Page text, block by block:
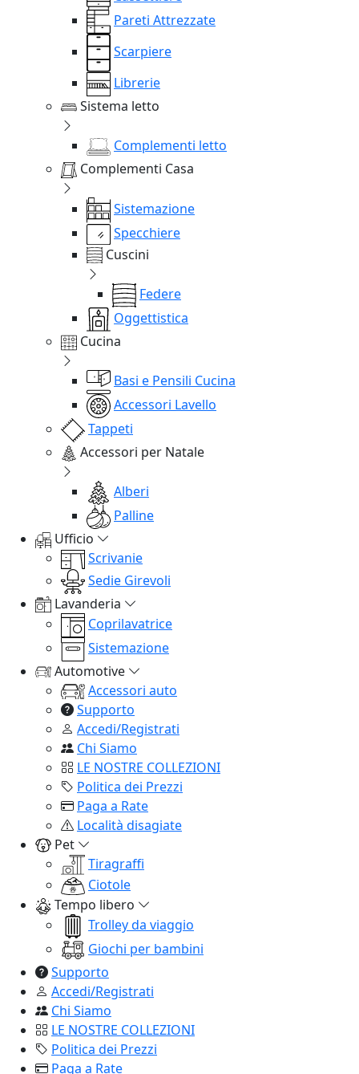
Pareti Attrezzate
Scarpiere
Librerie
Sistema letto
Complementi letto
Complementi Casa
Sistemazione
Specchiere
Cuscini
Federe
Oggettistica
Cucina
Basi e Pensili Cucina
Accessori Lavello
Tappeti
Accessori per Natale
Alberi
Palline
Ufficio
Scrivanie
Sedie Girevoli
Lavanderia
Coprilavatrice
Sistemazione
Automotive
Accessori auto
Supporto
Accedi/Registrati
Chi Siamo
LE NOSTRE COLLEZIONI
Politica dei Prezzi
Paga a Rate
Località disagiate
Pet
Tiragraffi
Ciotole
Tempo libero
Trolley da viaggio
Giochi per bambini
Supporto
Accedi/Registrati
Chi Siamo
LE NOSTRE COLLEZIONI
Politica dei Prezzi
Paga a Rate